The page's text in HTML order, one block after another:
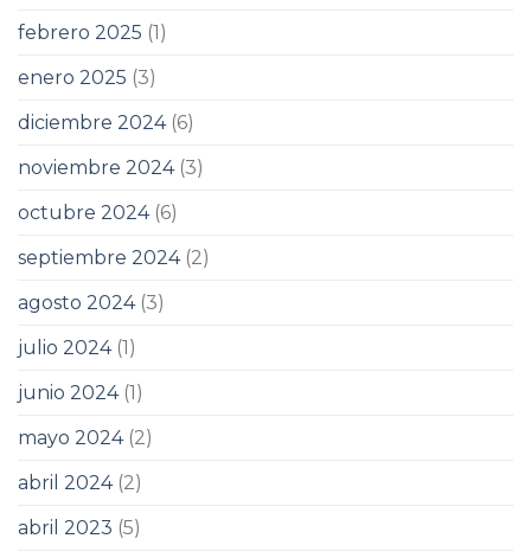
febrero 2025 (1)
enero 2025 (3)
diciembre 2024(6)
noviembre 2024(3)
octubre 2024(6)
septiembre 2024(2)
agosto 2024(3)
julio 2024(1)
junio 2024(1)
mayo 2024(2)
abril 2024(2)
abril 2023 (5)